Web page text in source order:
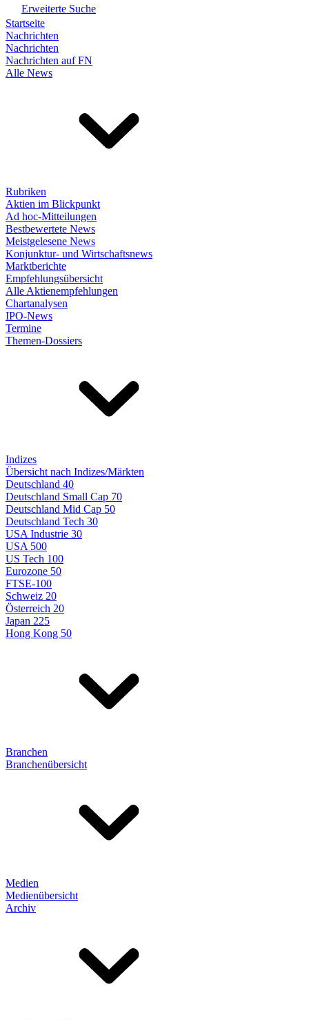
Erweiterte Suche
Startseite
Nachrichten
Nachrichten
Nachrichten auf FN
Alle News
Rubriken
Aktien im Blickpunkt
Ad hoc-Mitteilungen
Bestbewertete News
Meistgelesene News
Konjunktur- und Wirtschaftsnews
Marktberichte
Empfehlungsübersicht
Alle Aktienempfehlungen
Chartanalysen
IPO-News
Termine
Themen-Dossiers
Indizes
Übersicht nach Indizes/Märkten
Deutschland 40
Deutschland Small Cap 70
Deutschland Mid Cap 50
Deutschland Tech 30
USA Industrie 30
USA 500
US Tech 100
Eurozone 50
FTSE-100
Schweiz 20
Österreich 20
Japan 225
Hong Kong 50
Branchen
Branchenübersicht
Medien
Medienübersicht
Archiv